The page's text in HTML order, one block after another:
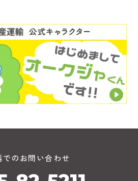
でのお問い合わせ